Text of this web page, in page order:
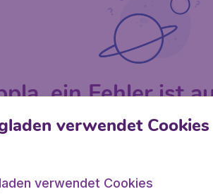
ein Fehler ist
verwendet Cookies
verwendet Cookies